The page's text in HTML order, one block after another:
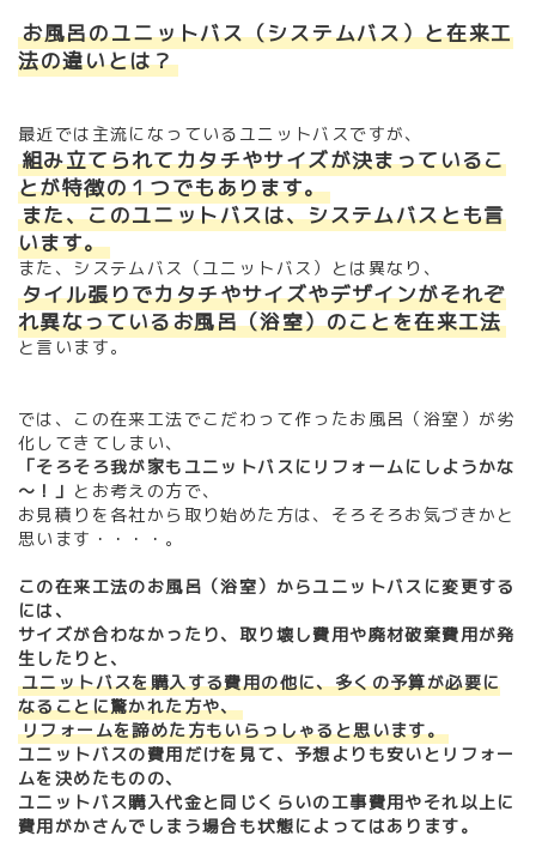
お風呂のユニットバス（システムバス）と在来工
法の違いとは？
最近では主流になっているユニットバスですが、
組み立てられてカタチやサイズが決まっているこ
とが特徴の１つでもあります。
また、このユニットバスは、システムバスとも言
います。
また、システムバス（ユニットバス）とは異なり、
タイル張りでカタチやサイズやデザインがそれぞ
れ異なっているお風呂（浴室）のことを在来工法
と言います。
では、この在来工法でこだわって作ったお風呂（浴室）が劣
化してきてしまい、
「そろそろ我が家もユニットバスにリフォームにしようかな
～！」 と お考えの方で、
お見積りを各社から取り始めた方は、 そろそろお気づきかと
思います・・・・。
この在来工法のお風呂（浴室）からユニットバスに変更する
には、
サイズが合わなかったり、取り壊し費用や廃材破棄費用が発
生したりと、
ユニットバスを購入する費用の他に、多くの予算が必要に
なることに驚かれた方や、
リフォームを諦めた方もいらっしゃると思います。
ユニットバスの費用だけを見て、予想よりも安いとリフォー
ムを決めたものの、
ユニットバス購入代金と同じくらいの工事費用やそれ以上に
費用がかさんでしまう場合も状態によってはあります。